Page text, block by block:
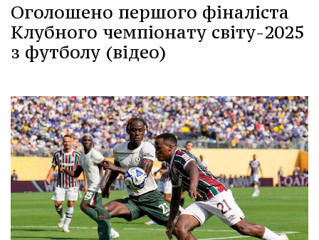
Оголошено першого фіналіста
Клубного чемпіонату світу-2025
з футболу (відео)